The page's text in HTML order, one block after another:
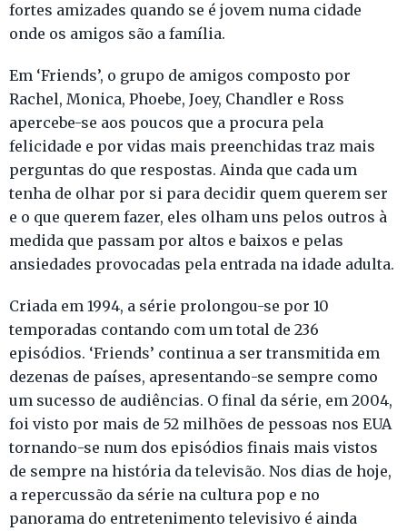
fortes amizades quando se é jovem numa cidade
onde os amigos são a família.
Em ‘Friends’, o grupo de amigos composto por
Rachel, Monica, Phoebe, Joey, Chandler e Ross
apercebe-se aos poucos que a procura pela
felicidade e por vidas mais preenchidas traz mais
perguntas do que respostas. Ainda que cada um
tenha de olhar por si para decidir quem querem ser
e o que querem fazer, eles olham uns pelos outros à
medida que passam por altos e baixos e pelas
ansiedades provocadas pela entrada na idade adulta.
Criada em 1994, a série prolongou-se por 10
temporadas contando com um total de 236
episódios. ‘Friends’ continua a ser transmitida em
dezenas de países, apresentando-se sempre como
um sucesso de audiências. O final da série, em 2004,
foi visto por mais de 52 milhões de pessoas nos EUA
tornando-se num dos episódios finais mais vistos
de sempre na história da televisão. Nos dias de hoje,
a repercussão da série na cultura pop e no
panorama do entretenimento televisivo é ainda